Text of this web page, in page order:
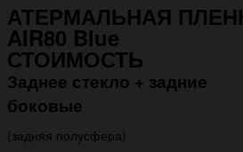
АТЕРМАЛЬНАЯ
AIR80 Blue
СТОИМОСТЬ
Заднее стекло + задние
боковые
(задняя полусфера)